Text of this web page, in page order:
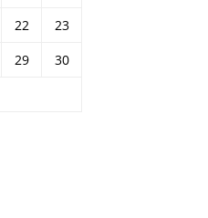
22
23
29
30